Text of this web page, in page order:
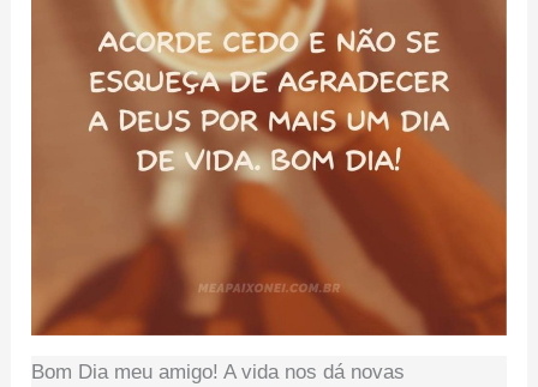
Bom Dia meu amigo! A vida nos dá novas